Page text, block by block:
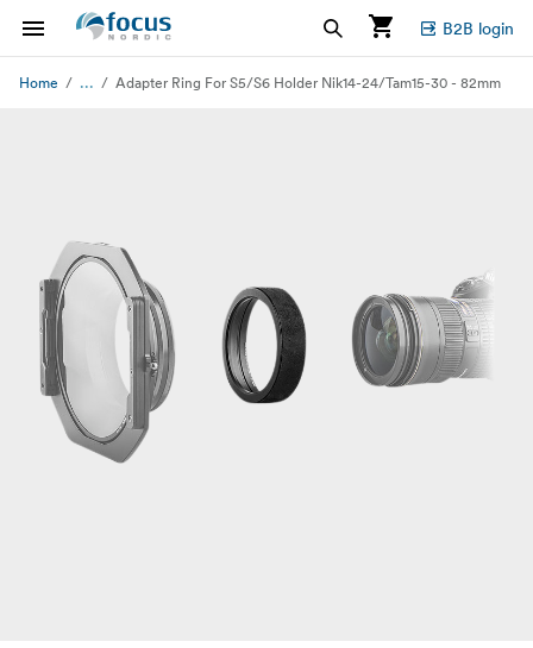
B2B login
Home ... Adapter Ring For S5/S6 Holder Nik14-24/Tam15-30 - 82mm